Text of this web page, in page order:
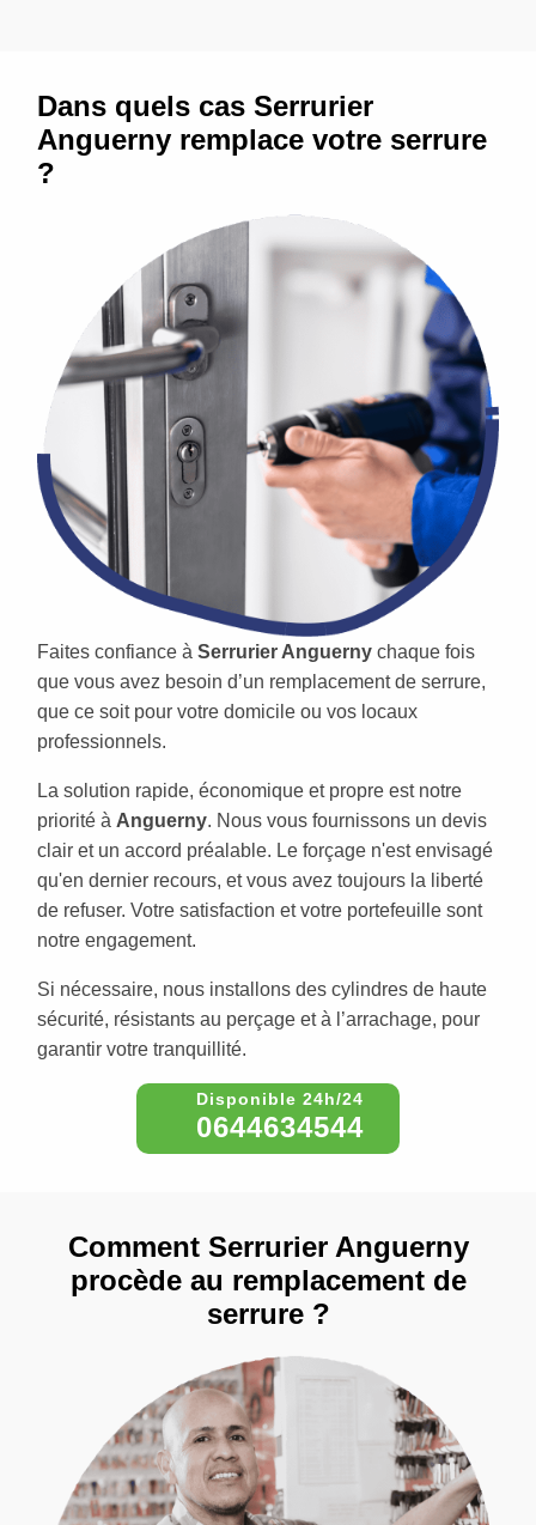
Dans quels cas Serrurier
Anguerny remplace votre serrure
?
Faites confiance à Serrurier Anguerny chaque fois
que vous avez besoin d’un remplacement de serrure,
que ce soit pour votre domicile ou vos locaux
professionnels.
La solution rapide, économique et propre est notre
priorité à Anguerny. Nous vous fournissons un devis
clair et un accord préalable. Le forçage n'est envisagé
qu'en dernier recours, et vous avez toujours la liberté
de refuser. Votre satisfaction et votre portefeuille sont
notre engagement.
Si nécessaire, nous installons des cylindres de haute
sécurité, résistants au perçage et à l’arrachage, pour
garantir votre tranquillité.
0644634544
Comment Serrurier Anguerny
procède au remplacement de
serrure ?